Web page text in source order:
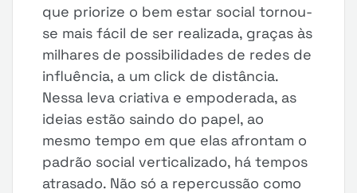
que priorize o bem estar social tornou-
se mais fácil de ser realizada, graças às
milhares de possibilidades de redes de
influência, a um click de distância.
Nessa leva criativa e empoderada, as
ideias estão saindo do papel, ao
mesmo tempo em que elas afrontam o
padrão social verticalizado, há tempos
atrasado. Não só a repercussão como